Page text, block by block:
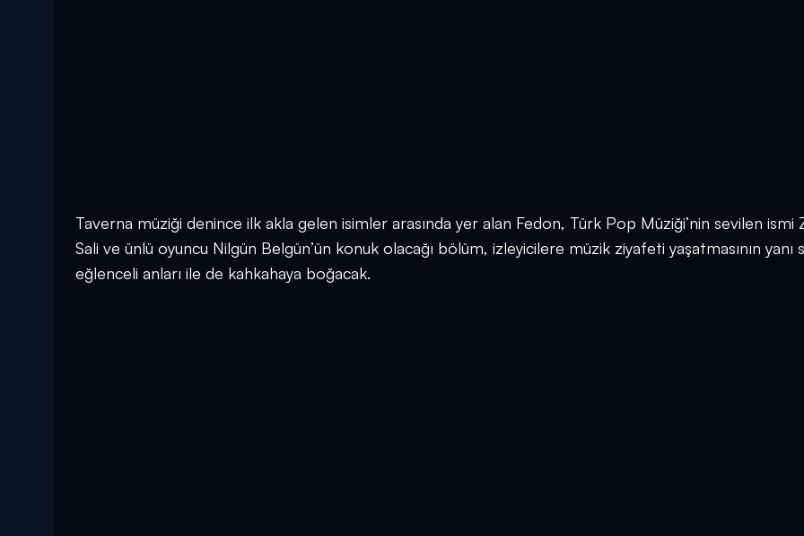
Taverna müziği denince ilk akla gelen isimler arasında yer alan Fedon, Türk Pop Müziği’nin sevilen ismi
Sali ve ünlü oyuncu Nilgün Belgün’ün konuk olacağı bölüm, izleyicilere müzik ziyafeti yaşatmasının yanı
eğlenceli anları ile de kahkahaya boğacak.